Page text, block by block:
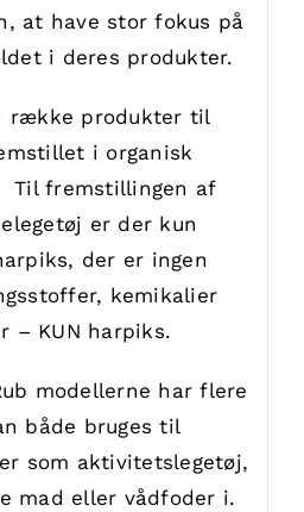
at have stor fokus på
i deres produkter.
række produkter til
i organisk
Til fremstillingen af
er der kun
der er ingen
kemikalier
– KUN harpiks.
modellerne har flere
både bruges til
som aktivitetslegetøj,
mad eller vådfoder i.